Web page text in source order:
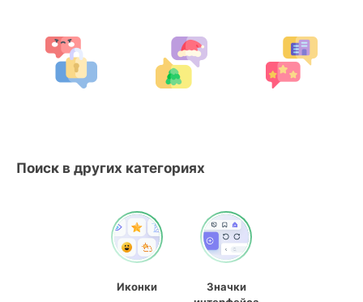
Поиск в других категориях
Иконки
Значки